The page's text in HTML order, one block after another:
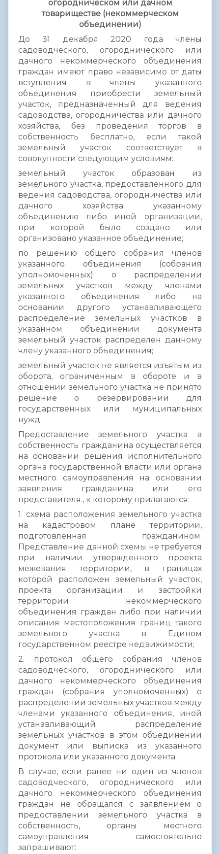
огородническом или дачном
товариществе (некоммерческом
объединении)
До 31 декабря 2020 года члены
садоводческого, огороднического или
дачного некоммерческого объединения
граждан имеют право независимо от даты
вступления в члены указанного
объединения приобрести земельный
участок, предназначенный для ведения
садоводства, огородничества или дачного
хозяйства, без проведения торгов в
собственность бесплатно, если такой
земельный участок соответствует в
совокупности следующим условиям:
земельный участок образован из
земельного участка, предоставленного для
ведения садоводства, огородничества или
дачного хозяйства указанному
объединению либо иной организации,
при которой было создано или
организовано указанное объединение;
по решению общего собрания членов
указанного объединения (собрания
уполномоченных) о распределении
земельных участков между членами
указанного объединения либо на
основании другого устанавливающего
распределение земельных участков в
указанном объединении документа
земельный участок распределен данному
члену указанного объединения;
земельный участок не является изъятым из
оборота, ограниченным в обороте и в
отношении земельного участка не принято
решение о резервировании для
государственных или муниципальных
нужд.
Предоставление земельного участка в
собственность гражданина осуществляется
на основании решения исполнительного
органа государственной власти или органа
местного самоуправления на основании
заявления гражданина или его
представителя., к которому прилагаются:
1. схема расположения земельного участка
на кадастровом плане территории,
подготовленная гражданином.
Представление данной схемы не требуется
при наличии утвержденного проекта
межевания территории, в границах
которой расположен земельный участок,
проекта организации и застройки
территории некоммерческого
объединения граждан либо при наличии
описания местоположения границ такого
земельного участка в Едином
государственном реестре недвижимости;
2. протокол общего собрания членов
садоводческого, огороднического или
дачного некоммерческого объединения
граждан (собрания уполномоченных) о
распределении земельных участков между
членами указанного объединения, иной
устанавливающий распределение
земельных участков в этом объединении
документ или выписка из указанного
протокола или указанного документа.
В случае, если ранее ни один из членов
садоводческого, огороднического или
дачного некоммерческого объединения
граждан не обращался с заявлением о
предоставлении земельного участка в
собственность, органы местного
самоуправления самостоятельно
запрашивают: